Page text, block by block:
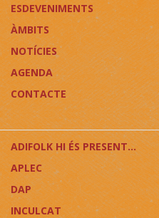
ESDEVENIMENTS
ÀMBITS
NOTÍCIES
AGENDA
CONTACTE
ADIFOLK HI ÉS PRESENT...
APLEC
DAP
INCULCAT